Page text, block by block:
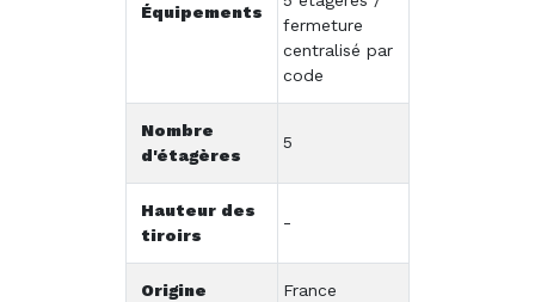
Équipements
fermeture
centralisé par
code
Nombre
d'étagères
5
Hauteur des
tiroirs
-
Origine France